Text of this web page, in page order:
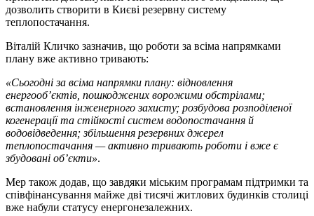
дозволить створити в Києві резервну систему
теплопостачання.
Віталій Кличко зазначив, що роботи за всіма напрямками
плану вже активно тривають:
«Сьогодні за всіма напрямки плану: відновлення
енергооб’єктів, пошкоджених ворожими обстрілами;
встановлення інженерного захисту; розбудова розподіленої
когенерації та стійкості систем водопостачання й
водовідведення; збільшення резервних джерел
теплопостачання — активно тривають роботи і вже є
збудовані об’єкти».
Мер також додав, що завдяки міським програмам підтримки та
співфінансування майже дві тисячі житлових будинків столиці
вже набули статусу енергонезалежних.